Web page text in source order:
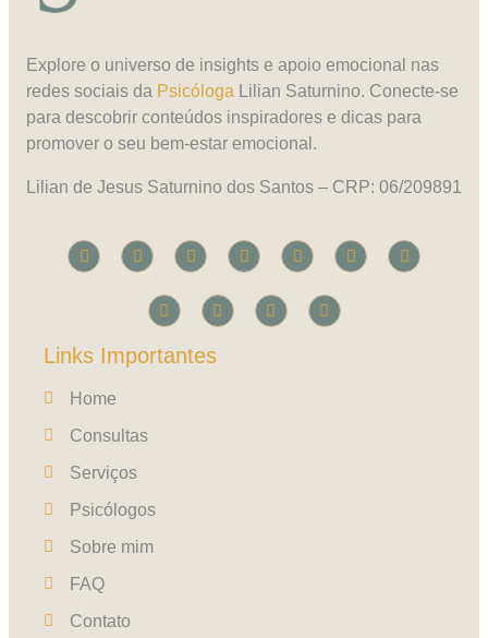
Explore o universo de insights e apoio emocional nas
redes sociais da Psicóloga Lilian Saturnino. Conecte-se
para descobrir conteúdos inspiradores e dicas para
promover o seu bem-estar emocional.
Lilian de Jesus Saturnino dos Santos – CRP: 06/209891
Links Importantes
Home
Consultas
Serviços
Psicólogos
Sobre mim
FAQ
Contato